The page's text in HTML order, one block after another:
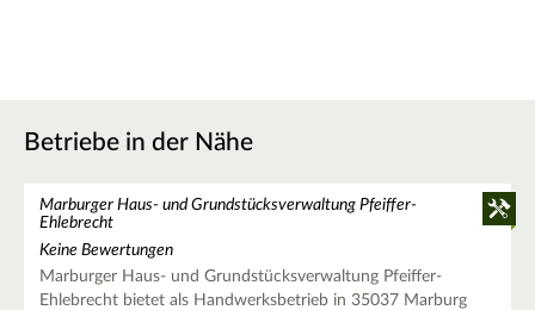
Betriebe in der Nähe
Marburger Haus- und Grundstücksverwaltung Pfeiffer-
Ehlebrecht
Keine Bewertungen
Marburger Haus- und Grundstücksverwaltung Pfeiffer-
Ehlebrecht bietet als Handwerksbetrieb in 35037 Marburg